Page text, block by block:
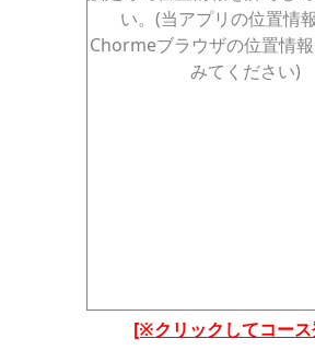
い。(当アプリの位置情報
Chormeブラウザの位置情
みてください)
[※クリックしてコー